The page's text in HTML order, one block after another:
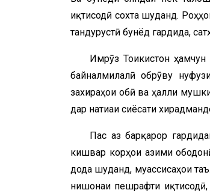
иқтисодӣ сохта шуданд.
тандурустӣ бунёд гардида,
Имрӯз Тоҷикистон
байналмилалӣ обрӯву
захираҳои обӣ ва ҳалли
дар натиҷаи сиёсати
Пас аз барқарор
кишвар корҳои азими
дода шуданд, муассисаҳои
нишонаи пешрафти